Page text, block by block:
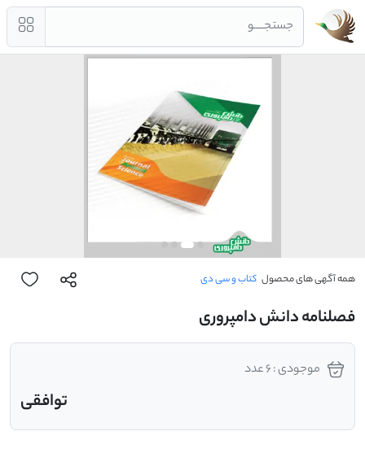
جستجــــو
همه آگهی های محصول کتاب و سی دی
فصلنامه دانش دامپروری
موجودی : 6 عدد
توافقی